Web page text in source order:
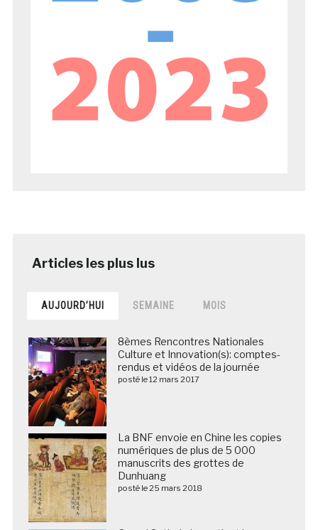
AUJOURD’HUI SEMAINE MOIS
8èmes Rencontres Nationales
Culture et Innovation(s): comptes-
rendus et vidéos de la journée
posté le 12 mars 2017
La BNF envoie en Chine les copies
numériques de plus de 5 000
manuscrits des grottes de
Dunhuang
posté le 25 mars 2018